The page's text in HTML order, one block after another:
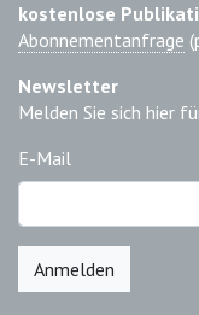
kostenlose
Abonnementanfrage
Newsletter
Melden Sie sich hier
E-Mail
Anmelden